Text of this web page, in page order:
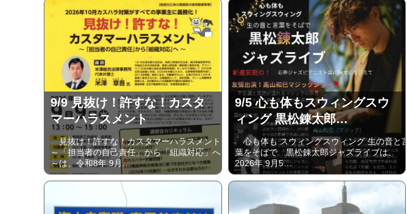
9/9 見抜け！許すな！カスタ
マーハラスメント
見抜け！許すな！カスタマーハラスメント
～「担当者の自己責任」から「組織対応」へ
～は、令和8年 9月…
9/5 心も体もスウィングスウ
ィング 黒松錬太郎…
心も体も スウィングスウィング 生の音と言
葉をそばで 黒松錬太郎ジャズライブは、
2026年 9⽉5…